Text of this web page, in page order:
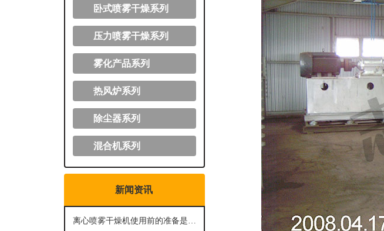
卧式喷雾干燥系列
压力喷雾干燥系列
雾化产品系列
热风炉系列
除尘器系列
混合机系列
新闻资讯
离心喷雾干燥机使用前的准备是怎样的？